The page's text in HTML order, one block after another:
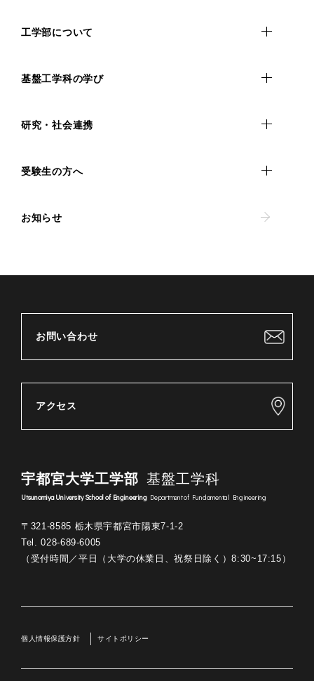
工学部について
基盤工学科の学び
研究・社会連携
受験生の方へ
お知らせ
宇都宮大学工学部 基盤工学科
Utsunomiya University School of Engineering Department of Fundamental Engineering
〒321-8585 栃木県宇都宮市陽東7-1-2
Tel. 028-689-6005
（受付時間／平日（大学の休業日、祝祭日除く）8:30~17:15）
お問い合わせ
アクセス
個人情報保護方針 サイトポリシー